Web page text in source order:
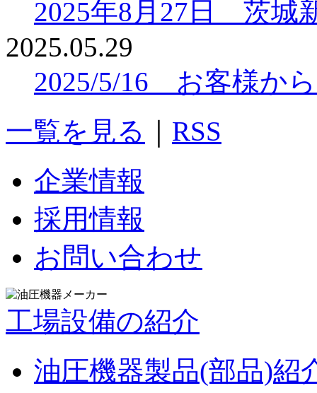
2025年8月27日 茨城
2025.05.29
2025/5/16 お客様か
一覧を見る
RSS
企業情報
採用情報
お問い合わせ
工場設備の紹介
油圧機器製品(部品)紹